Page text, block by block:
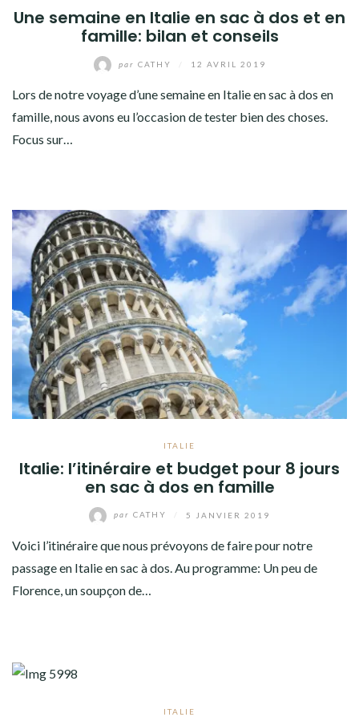
Une semaine en Italie en sac à dos et en
famille: bilan et conseils
par CATHY 12 AVRIL 2019
Lors de notre voyage d’une semaine en Italie en sac à dos en
famille, nous avons eu l’occasion de tester bien des choses.
Focus sur…
ITALIE
Italie: l’itinéraire et budget pour 8 jours
en sac à dos en famille
par CATHY 5 JANVIER 2019
Voici l’itinéraire que nous prévoyons de faire pour notre
passage en Italie en sac à dos. Au programme: Un peu de
Florence, un soupçon de…
ITALIE